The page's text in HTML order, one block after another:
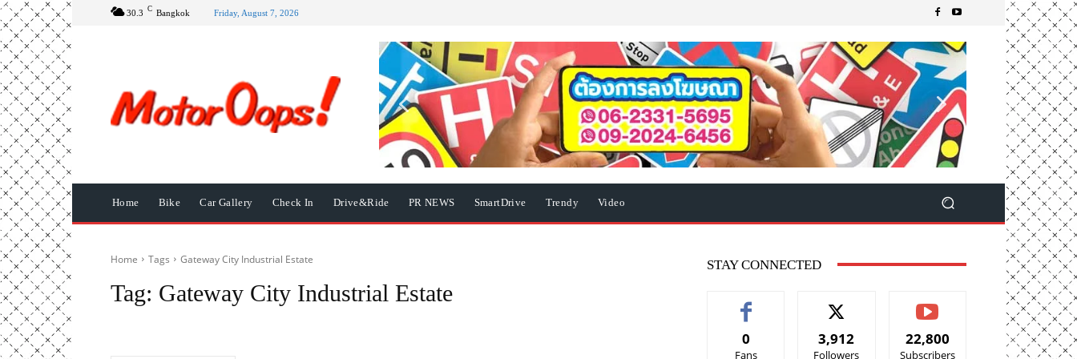
30.3 C Bangkok Friday, August 7, 2026
Home Bike Car Gallery Check In Drive&Ride PR NEWS SmartDrive Trendy Video
Home Tags Gateway City Industrial Estate
Tag: Gateway City Industrial Estate
STAY CONNECTED
0
Fans
3,912
Followers
22,800
Subscribers